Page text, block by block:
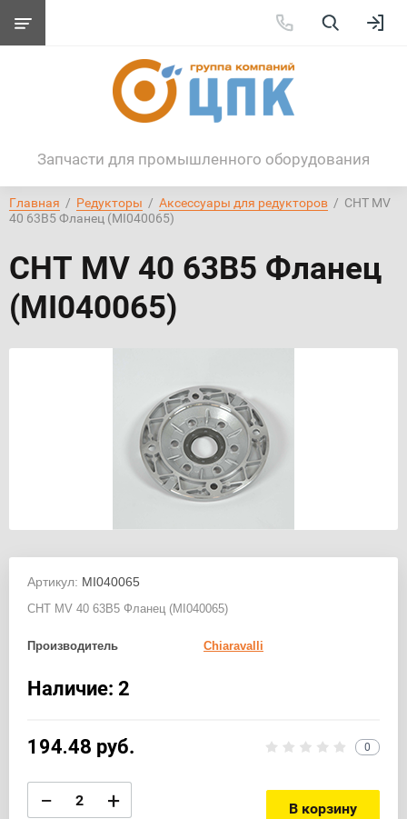
Запчасти для промышленного оборудования
Главная
  /
Редукторы
  /
Аксессуары для редукторов
  /  CHT MV
40 63B5 Фланец (MI040065)
CHT MV 40 63B5 Фланец
(MI040065)
Артикул: MI040065
CHT MV 40 63B5 Фланец (MI040065)
Производитель Chiaravalli
Наличие: 2
194.48 руб. 0
− + В корзину